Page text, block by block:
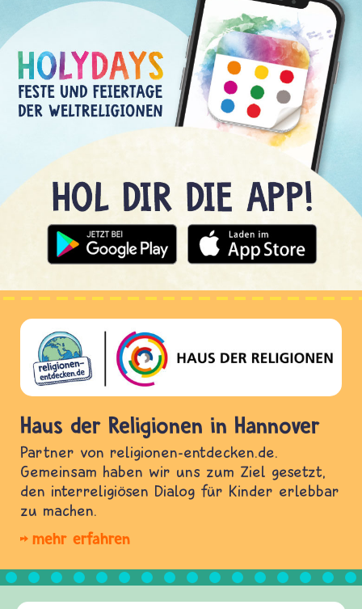
Haus der Religionen in Hannover
Partner von religionen-entdecken.de.
Gemeinsam haben wir uns zum Ziel gesetzt,
den interreligiösen Dialog für Kinder erlebbar
zu machen.
mehr erfahren